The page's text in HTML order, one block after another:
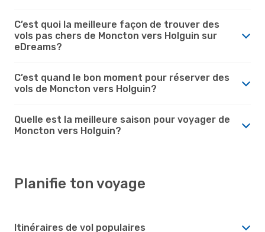
C’est quoi la meilleure façon de trouver des
vols pas chers de Moncton vers Holguin sur
eDreams?
C’est quand le bon moment pour réserver des
vols de Moncton vers Holguin?
Quelle est la meilleure saison pour voyager de
Moncton vers Holguin?
Planifie ton voyage
Itinéraires de vol populaires